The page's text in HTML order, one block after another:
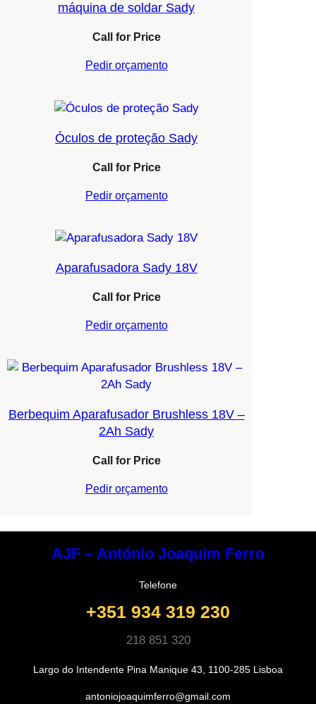
máquina de soldar Sady
Call for Price
Pedir orçamento
Óculos de proteção Sady
Call for Price
Pedir orçamento
Aparafusadora Sady 18V
Call for Price
Pedir orçamento
Berbequim Aparafusador Brushless 18V –
2Ah Sady
Call for Price
Pedir orçamento
AJF – António Joaquim Ferro
Telefone
+351 934 319 230
218 851 320
Largo do Intendente Pina Manique 43, 1100-285 Lisboa
antoniojoaquimferro@gmail.com